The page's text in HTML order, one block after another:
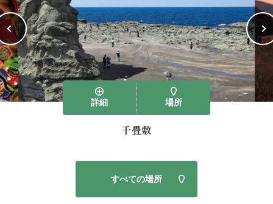
千畳敷
場所
詳細
すべての場所